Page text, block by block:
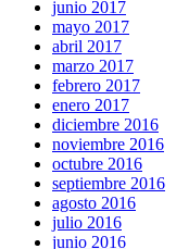
junio 2017
mayo 2017
abril 2017
marzo 2017
febrero 2017
enero 2017
diciembre 2016
noviembre 2016
octubre 2016
septiembre 2016
agosto 2016
julio 2016
junio 2016